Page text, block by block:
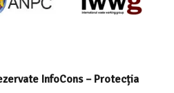
InfoCons – Protecția